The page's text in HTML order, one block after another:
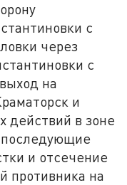
с
через
с
на
и
действий в зоне
и отсечение
противника на